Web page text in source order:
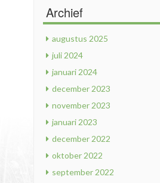
Archief
augustus 2025
juli 2024
januari 2024
december 2023
november 2023
januari 2023
december 2022
oktober 2022
september 2022